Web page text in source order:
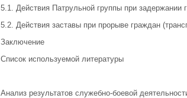
5.1. Действия Патрульной группы при
5.2. Действия заставы при прорыве граждан
Заключение
Список используемой литературы
Анализ результатов служебно-боевой